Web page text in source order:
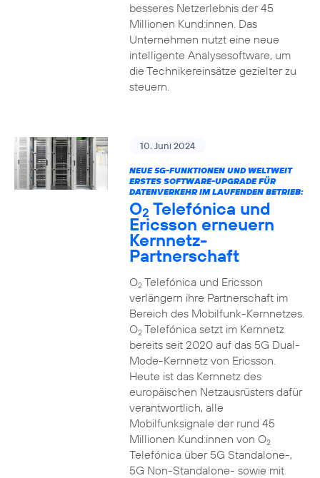
besseres Netzerlebnis der 45
Millionen Kund:innen. Das
Unternehmen nutzt eine neue
intelligente Analysesoftware, um
die Technikereinsätze gezielter zu
steuern.
10. Juni 2024
NEUE 5G-FUNKTIONEN UND WELTWEIT
ERSTES SOFTWARE-UPGRADE FÜR
DATENVERKEHR IM LAUFENDEN BETRIEB:
O2 Telefónica und
Ericsson erneuern
Kernnetz-
Partnerschaft
O2Telefónica und Ericsson
verlängern ihre Partnerschaft im
Bereich des Mobilfunk-Kernnetzes.
O2Telefónica setzt im Kernnetz
bereits seit 2020 auf das 5G Dual-
Mode-Kernnetz von Ericsson.
Heute ist das Kernnetz des
europäischen Netzausrüsters dafür
verantwortlich, alle
Mobilfunksignale der rund 45
Millionen Kund:innen von O2
Telefónica über 5G Standalone-,
5G Non-Standalone- sowie mit